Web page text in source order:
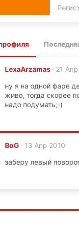
LexaArzamas
21
ну я на одной фаре
живо, тогда скорее
надо подумать;-)
BoG
13 Апр 2010
заберу левый